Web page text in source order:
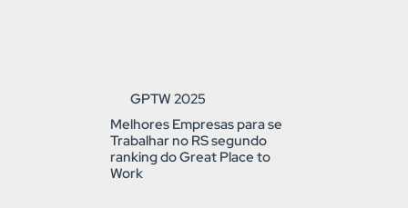
GPTW 2025
Melhores Empresas para se
Trabalhar no RS segundo
ranking do Great Place to
Work